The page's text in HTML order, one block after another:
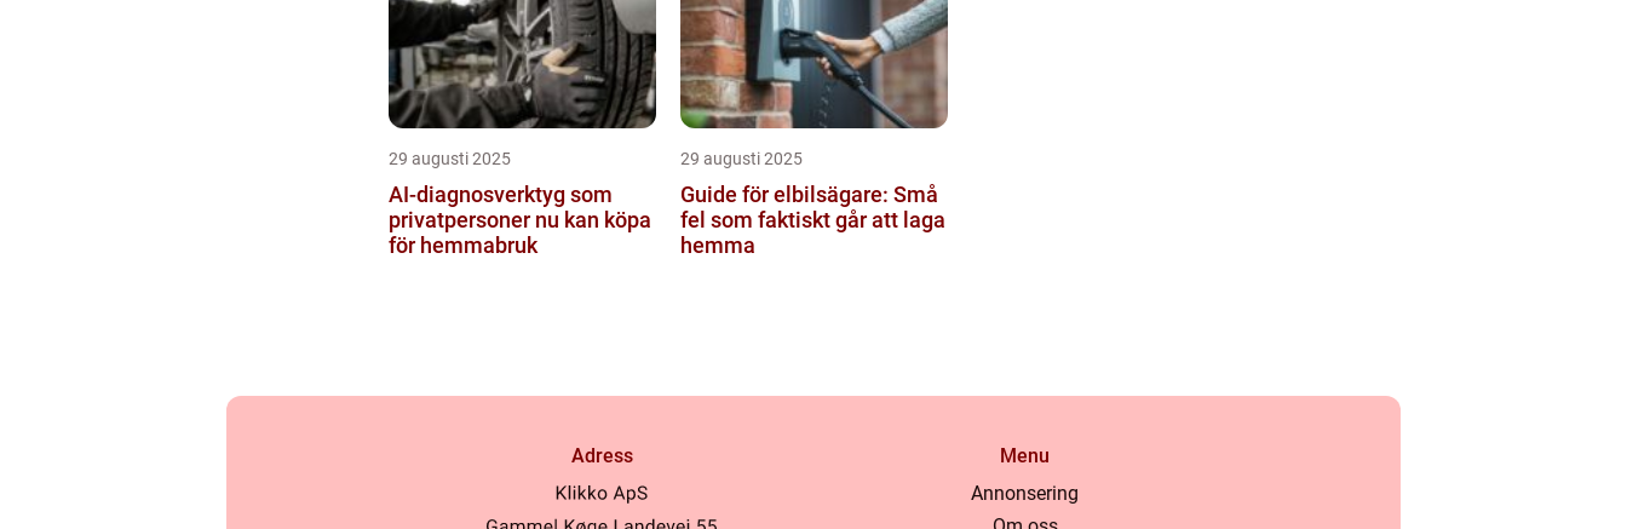
29 augusti 2025
AI-diagnosverktyg som
privatpersoner nu kan köpa
för hemmabruk
29 augusti 2025
Guide för elbilsägare: Små
fel som faktiskt går att laga
hemma
Adress
Menu
Annonsering